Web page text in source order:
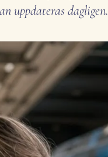
uppdateras dagligen.